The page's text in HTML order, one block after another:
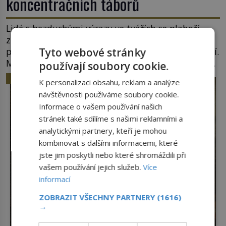
Lidé s bezduchými výrazy ve tvářích se plahočí
z vagónů směrem k bráně tábora. Jedna z žen
pohlédne přímo na dozorkyni a jejich oči se setkají.
Místo soucitu však přichází gesto, které nebožačku
posílá rovnou do plynové komory. Jména jako
Rudolf Höss (1901–1947), Josef Mengele (1911–
1979) či Heinrich Himmler (1900–1945) zná každý,
o koho se historie jen otřela. Jenže […]
HISTORIE
Tyto webové stránky
používají soubory cookie.
K personalizaci obsahu, reklam a analýze
návštěvnosti používáme soubory cookie.
Informace o vašem používání našich
stránek také sdílíme s našimi reklamními a
analytickými partnery, kteří je mohou
kombinovat s dalšími informacemi, které
jste jim poskytli nebo které shromáždili při
vašem používání jejich služeb.Více
informací
ZOBRAZIT VŠECHNY PARTNERY (1616)
→